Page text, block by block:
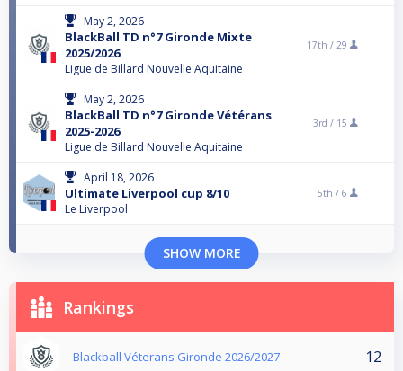
May 2, 2026
BlackBall TD n°7 Gironde Mixte
2025/2026
Ligue de Billard Nouvelle Aquitaine
17th / 29
May 2, 2026
BlackBall TD n°7 Gironde Vétérans
2025-2026
Ligue de Billard Nouvelle Aquitaine
3rd / 15
April 18, 2026
Ultimate Liverpool cup 8/10
Le Liverpool
5th / 6
SHOW MORE
Rankings
Blackball Véterans Gironde 2026/2027 12